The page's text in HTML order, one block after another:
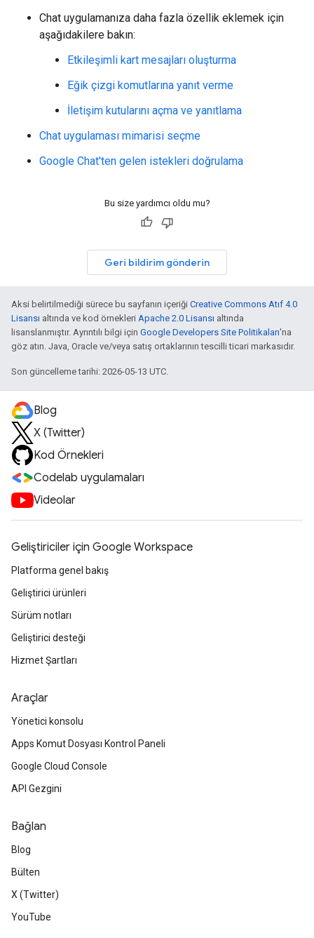
Chat uygulamanıza daha fazla özellik eklemek için
aşağıdakilere bakın:
Etkileşimli kart mesajları oluşturma
Eğik çizgi komutlarına yanıt verme
İletişim kutularını açma ve yanıtlama
Chat uygulaması mimarisi seçme
Google Chat'ten gelen istekleri doğrulama
Bu size yardımcı oldu mu?
Geri bildirim gönderin
Aksi belirtilmediği sürece bu sayfanın içeriği Creative Commons Atıf 4.0
Lisansı altında ve kod örnekleri Apache 2.0 Lisansı altında
lisanslanmıştır. Ayrıntılı bilgi için Google Developers Site Politikaları'na
göz atın. Java, Oracle ve/veya satış ortaklarının tescilli ticari markasıdır.
Son güncelleme tarihi: 2026-05-13 UTC.
Blog
X (Twitter)
Kod Örnekleri
Codelab uygulamaları
Videolar
Geliştiriciler için Google Workspace
Platforma genel bakış
Geliştirici ürünleri
Sürüm notları
Geliştirici desteği
Hizmet Şartları
Araçlar
Yönetici konsolu
Apps Komut Dosyası Kontrol Paneli
Google Cloud Console
API Gezgini
Bağlan
Blog
Bülten
X (Twitter)
YouTube